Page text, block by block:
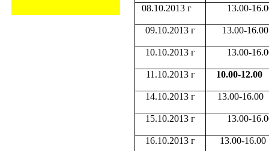
08.10.2013 г 13.00-
09.10.2013 г 13.00-16.00
10.10.2013 г 13.00-
11.10.2013 г 10.00-12.00
14.10.2013 г 13.00-16.00
15.10.2013 г 13.00-
16.10.2013 г 13.00-16.00